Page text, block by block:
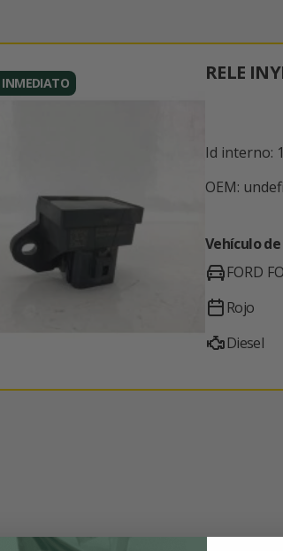
INMEDIATO RELE
Id interno:
OEM:
Vehículo
FORD
Rojo
Diesel